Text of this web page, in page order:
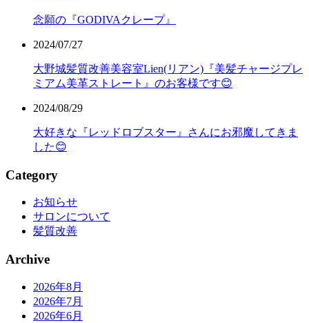
念願の『GODIVAクレープ』
2024/07/27
大野城髪質改善美容室Lien(リアン)『美髪チャージプレ
ミアム美革ストレート』のお客様です😊
2024/08/29
大好きな『レッドロブスター』さんにお邪魔してきま
した😊
Category
お知らせ
サロンについて
髪質改善
Archive
2026年8月
2026年7月
2026年6月